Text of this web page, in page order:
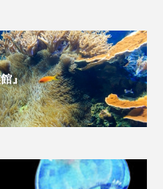
ラゲ ヨコエビ
ラムサール条約
ワカメ
』